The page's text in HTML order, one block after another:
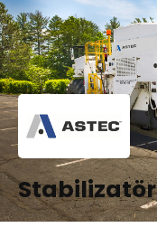
Stabilizatör